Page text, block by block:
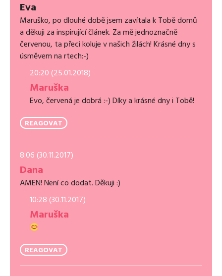
Eva
Maruško, po dlouhé době jsem zavítala k Tobě domů
a děkuji za inspirující článek. Za mě jednoznačně
červenou, ta přeci koluje v našich žilách! Krásné dny s
úsměvem na rtech:-)
20:20 (25.01.2018)
Maruška
Evo, červená je dobrá :-) Díky a krásné dny i Tobě!
REAGOVAT
8:06 (30.11.2017)
Dana
AMEN! Není co dodat. Děkuji :)
10:28 (30.11.2017)
Maruška
REAGOVAT